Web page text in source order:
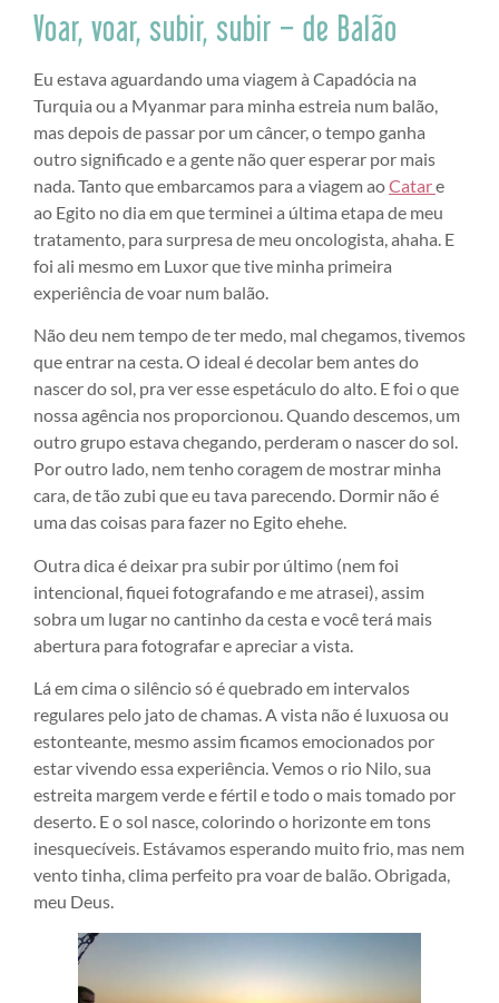
Voar, voar, subir, subir – de Balão
Eu estava aguardando uma viagem à Capadócia na
Turquia ou a Myanmar para minha estreia num balão,
mas depois de passar por um câncer, o tempo ganha
outro significado e a gente não quer esperar por mais
nada. Tanto que embarcamos para a viagem aoCatare
ao Egito no dia em que terminei a última etapa de meu
tratamento, para surpresa de meu oncologista, ahaha. E
foi ali mesmo em Luxor que tive minha primeira
experiência de voar num balão.
Não deu nem tempo de ter medo, mal chegamos, tivemos
que entrar na cesta. O ideal é decolar bem antes do
nascer do sol, pra ver esse espetáculo do alto. E foi o que
nossa agência nos proporcionou. Quando descemos, um
outro grupo estava chegando, perderam o nascer do sol.
Por outro lado, nem tenho coragem de mostrar minha
cara, de tão zubi que eu tava parecendo. Dormir não é
uma das coisas para fazer no Egito ehehe.
Outra dica é deixar pra subir por último (nem foi
intencional, fiquei fotografando e me atrasei), assim
sobra um lugar no cantinho da cesta e você terá mais
abertura para fotografar e apreciar a vista.
Lá em cima o silêncio só é quebrado em intervalos
regulares pelo jato de chamas. A vista não é luxuosa ou
estonteante, mesmo assim ficamos emocionados por
estar vivendo essa experiência. Vemos o rio Nilo, sua
estreita margem verde e fértil e todo o mais tomado por
deserto. E o sol nasce, colorindo o horizonte em tons
inesquecíveis. Estávamos esperando muito frio, mas nem
vento tinha, clima perfeito pra voar de balão. Obrigada,
meu Deus.